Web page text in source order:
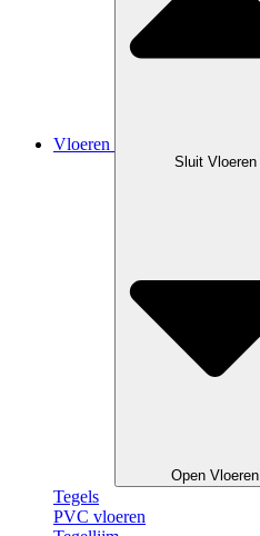
Vloeren
Sluit Vloeren
Open Vloeren
Tegels
PVC vloeren